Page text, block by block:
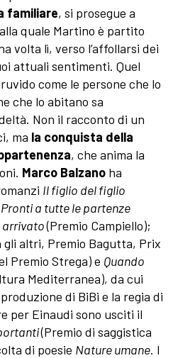
familiare, si prosegue a
quale Martino è partito
volta lì, verso l’affollarsi dei
attuali sentimenti. Quel
come le persone che lo
che lo abitano sa
Non il racconto di un
ma la conquista della
, che anima la
Marco Balzanoha
Il figlio del figlio
Pronti a tutte le partenze
arrivato(Premio Campiello);
gli altri, Premio Bagutta, Prix
Premio Strega) e Quando
Mediterranea), da cui
di BiBi e la regia di
per Einaudi sono usciti il
(Premio di saggistica
di poesie Nature umane. I